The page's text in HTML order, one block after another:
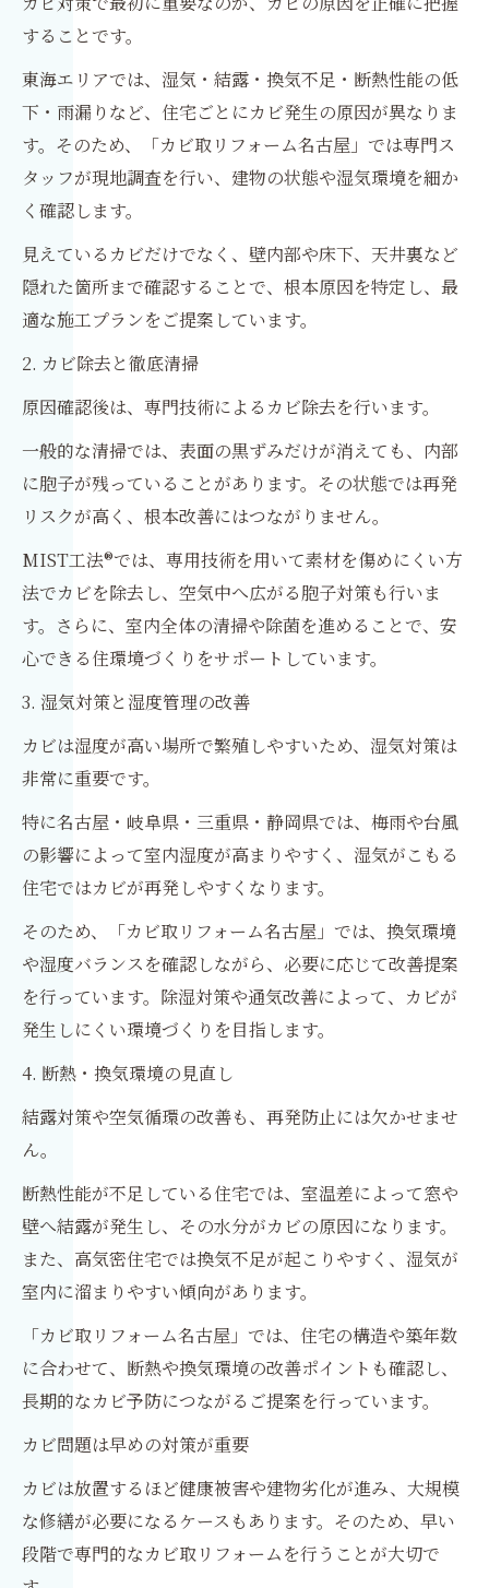
することです。
東海エリアでは、湿気・結露・換気不足・断熱性能の低
下・雨漏りなど、住宅ごとにカビ発生の原因が異なりま
す。そのため、「カビ取リフォーム名古屋」では専門ス
タッフが現地調査を行い、建物の状態や湿気環境を細か
く確認します。
見えているカビだけでなく、壁内部や床下、天井裏など
隠れた箇所まで確認することで、根本原因を特定し、最
適な施工プランをご提案しています。
2. カビ除去と徹底清掃
原因確認後は、専門技術によるカビ除去を行います。
一般的な清掃では、表面の黒ずみだけが消えても、内部
に胞子が残っていることがあります。その状態では再発
リスクが高く、根本改善にはつながりません。
MIST工法®では、専用技術を用いて素材を傷めにくい方
法でカビを除去し、空気中へ広がる胞子対策も行いま
す。さらに、室内全体の清掃や除菌を進めることで、安
心できる住環境づくりをサポートしています。
3. 湿気対策と湿度管理の改善
カビは湿度が高い場所で繁殖しやすいため、湿気対策は
非常に重要です。
特に名古屋・岐阜県・三重県・静岡県では、梅雨や台風
の影響によって室内湿度が高まりやすく、湿気がこもる
住宅ではカビが再発しやすくなります。
そのため、「カビ取リフォーム名古屋」では、換気環境
や湿度バランスを確認しながら、必要に応じて改善提案
を行っています。除湿対策や通気改善によって、カビが
発生しにくい環境づくりを目指します。
4. 断熱・換気環境の見直し
結露対策や空気循環の改善も、再発防止には欠かせませ
ん。
断熱性能が不足している住宅では、室温差によって窓や
壁へ結露が発生し、その水分がカビの原因になります。
また、高気密住宅では換気不足が起こりやすく、湿気が
室内に溜まりやすい傾向があります。
「カビ取リフォーム名古屋」では、住宅の構造や築年数
に合わせて、断熱や換気環境の改善ポイントも確認し、
長期的なカビ予防につながるご提案を行っています。
カビ問題は早めの対策が重要
カビは放置するほど健康被害や建物劣化が進み、大規模
な修繕が必要になるケースもあります。そのため、早い
段階で専門的なカビ取リフォームを行うことが大切で